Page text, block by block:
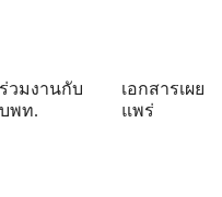
ร่วมงานกับ
บพท.
เอกสารเผย
แพร่